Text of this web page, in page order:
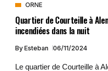
ORNE
Quartier de Courteille à
incendiées dans la nuit
By Esteban 06/11/2024
Le quartier de Courteille à